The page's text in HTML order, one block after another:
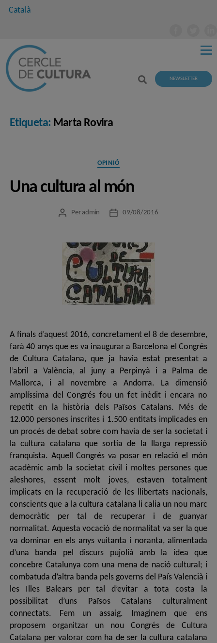
Català
NEWSLETTER
Etiqueta: Marta Rovira
Categories
OPINIÓ
Una cultura al món
Autor
Per admin
Data09/08/2016
A finals d’aquest 2016, concretament el 8 de desembre,
farà 40 anys que es va inaugurar a Barcelona el Congrés
de Cultura Catalana, que ja havia estat presentat a
l’abril a València, al juny a Perpinyà i a Palma de
Mallorca, i al novembre a Andorra. La dimensió
amplíssima del Congrés fou un fet inèdit i encara no
repetit en la història dels Països Catalans. Més de
12.000 persones inscrites i 1.500 entitats implicades en
un procés de debat sobre com havia de ser la societat i
la cultura catalana que sortia de la llarga repressió
franquista. Aquell Congrés va posar en relació el món
acadèmic amb la societat civil i moltes persones que
aleshores, essent molt joves, estaven totalment
implicats en la recuperació de les llibertats nacionals,
conscients que a la cultura catalana li calia un nou marc
democràtic per tal de recuperar i de guanyar
normalitat. Aquesta vocació de normalitat va ser la que
va dominar en els anys vuitanta i noranta, alimentada
d’una banda pel discurs pujolià amb la idea que
concebre Catalunya com una mena de nació cultural; i
combatuda d’altra banda pels governs del País Valencià i
les Illes Balears per tal d’evitar a tota costa la
possibilitat d’uns Països Catalans culturalment
connectats. Fem un assaig. Imaginem que ens
proposem organitzar un nou Congrés de Cultura
Catalana per valorar com ha de ser la cultura catalana